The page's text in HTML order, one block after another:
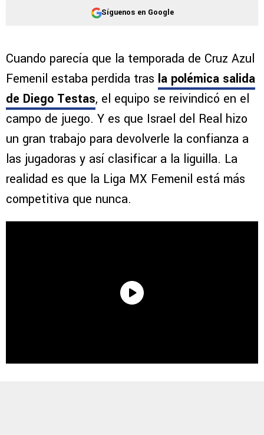
Síguenos en Google
Cuando parecía que la temporada de Cruz Azul
Femenil estaba perdida tras la polémica salida
de Diego Testas, el equipo se reivindicó en el
campo de juego. Y es que Israel del Real hizo
un gran trabajo para devolverle la confianza a
las jugadoras y así clasificar a la liguilla. La
realidad es que la Liga MX Femenil está más
competitiva que nunca.